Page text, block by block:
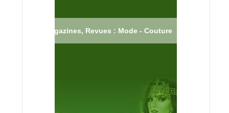
Magazines, Revues : Mode - Couture